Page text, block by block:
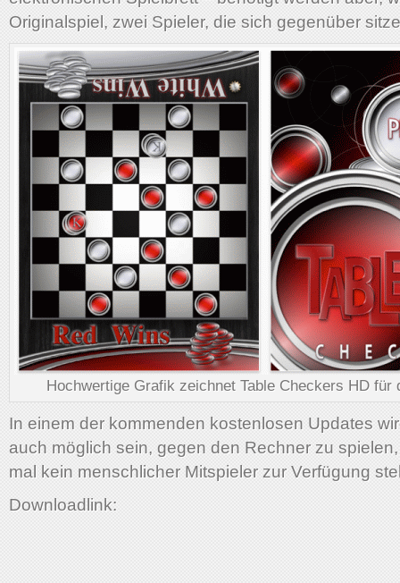
Originalspiel, zwei Spieler, die sich gegenüber
Hochwertige Grafik zeichnet Table Checkers HD für
In einem der kommenden kostenlosen Updates
auch möglich sein, gegen den Rechner zu
mal kein menschlicher Mitspieler zur Verfügung
Downloadlink: